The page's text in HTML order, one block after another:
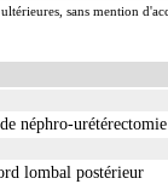
sans mention
néphro-urétérectomie
lombal postérieur